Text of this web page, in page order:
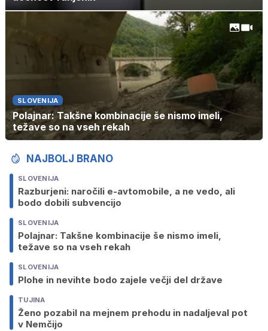
SLOVENIJA
Polajnar: Takšne kombinacije še nismo imeli,
težave so na vseh rekah
NAJBOLJ BRANO
SLOVENIJA
Razburjeni: naročili e-avtomobile, a ne vedo, ali
bodo dobili subvencijo
SLOVENIJA
Polajnar: Takšne kombinacije še nismo imeli,
težave so na vseh rekah
SLOVENIJA
Plohe in nevihte bodo zajele večji del države
TUJINA
Ženo pozabil na mejnem prehodu in nadaljeval pot
v Nemčijo